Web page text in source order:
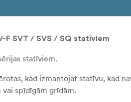
F SVT / SVS / SQ statīviem
statīviem.
kad izmantojat statīvu, kad
spīdīgām grīdām.